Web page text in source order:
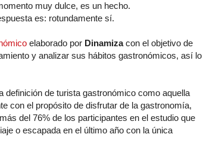
muy dulce, es un hecho.
es: rotundamente sí.
elaborado por Dinamizacon el objetivo de
y analizar sus hábitos gastronómicos, así lo
definición de turista gastronómico como aquella
con el propósito de disfrutar de la gastronomía,
del 76% de los participantes en el estudio que
o escapada en el último año con la única